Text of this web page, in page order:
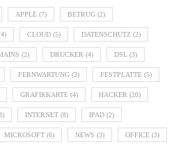
APPLE (7) BETRUG (2)
CLOUD (5) DATENSCHUTZ (2)
(2) DRUCKER (4) DSL (3)
FERNWARTUNG (3) FESTPLATTE (5)
GRAFIKKARTE (4) HACKER (20)
INTERNET (8) IPAD (2)
MICROSOFT (6) NEWS (3) OFFICE (3)